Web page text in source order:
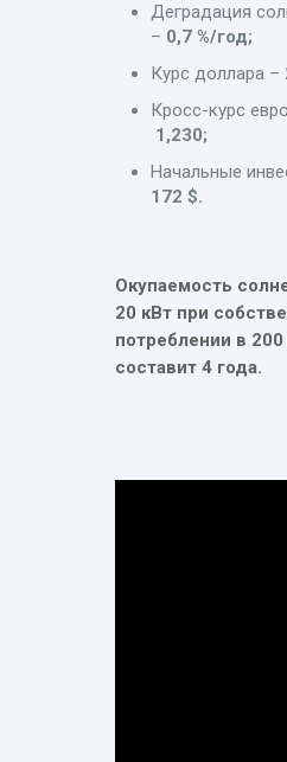
Деградация
– 0,7 %/год;
Курс доллара –
Кросс-курс
1,230;
Начальные
172 $.
Окупаемость
20 кВт при
потреблении в
составит 4 года.